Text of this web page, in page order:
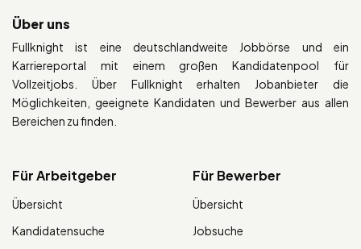
Über uns
Fullknight ist eine deutschlandweite Jobbörse und ein
Karriereportal mit einem großen Kandidatenpool für
Vollzeitjobs. Über Fullknight erhalten Jobanbieter die
Möglichkeiten, geeignete Kandidaten und Bewerber aus allen
Bereichen zu finden.
Für Arbeitgeber
Übersicht
Kandidatensuche
Für Bewerber
Übersicht
Jobsuche